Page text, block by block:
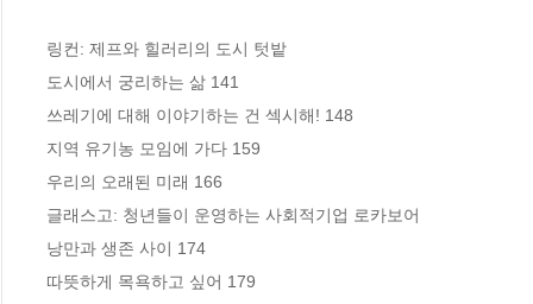
링컨: 제프와 힐러리의 도시 텃밭
도시에서 궁리하는 삶 141
쓰레기에 대해 이야기하는 건 섹시해! 148
지역 유기농 모임에 가다 159
우리의 오래된 미래 166
글래스고: 청년들이 운영하는 사회적기업 로카보어
낭만과 생존 사이 174
따뜻하게 목욕하고 싶어 179